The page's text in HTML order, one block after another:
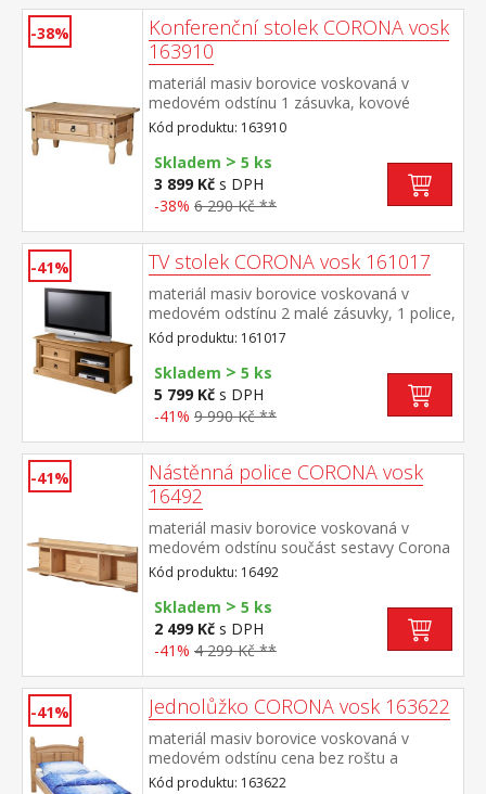
-38%
Konferenční stolek CORONA vosk
163910
materiál masiv borovice voskovaná v
medovém odstínu 1 zásuvka, kovové
ozdobné úchytky součást sestavy Corona
Kód produktu: 163910
Skladem > 5 ks
3 899 Kč s DPH
-38% 6 290 Kč **
-41% TV stolek CORONA vosk 161017
materiál masiv borovice voskovaná v
medovém odstínu 2 malé zásuvky, 1 police,
kovové ozdobné úchytky součást sestavy
Corona
Kód produktu: 161017
Skladem > 5 ks
5 799 Kč s DPH
-41% 9 990 Kč **
-41%
Nástěnná police CORONA vosk
16492
materiál masiv borovice voskovaná v
medovém odstínu součást sestavy Corona
Kód produktu: 16492
Skladem > 5 ks
2 499 Kč s DPH
-41% 4 299 Kč **
-41% Jednolůžko CORONA vosk 163622
materiál masiv borovice voskovaná v
medovém odstínu cena bez roštu a
matrace doporučený rozměr matrace 90 ×
Kód produktu: 163622